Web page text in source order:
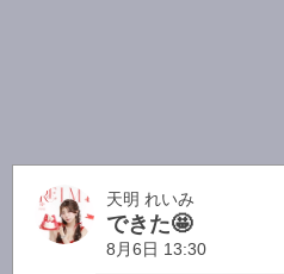
天明 れいみ
できた🤩
8月6日 13:30